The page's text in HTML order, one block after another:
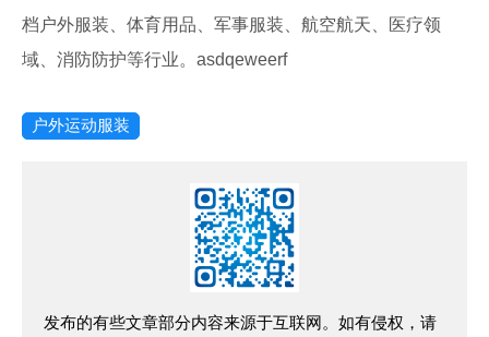
档户外服装、体育用品、军事服装、航空航天、医疗领
域、消防防护等行业。asdqeweerf
户外运动服装
发布的有些文章部分内容来源于互联网。如有侵权，请